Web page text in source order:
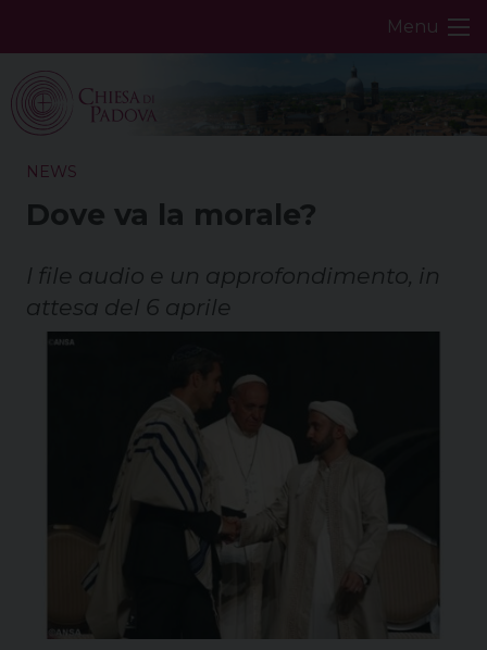
Menu
NEWS
Dove va la morale?
I file audio e un approfondimento, in
attesa del 6 aprile